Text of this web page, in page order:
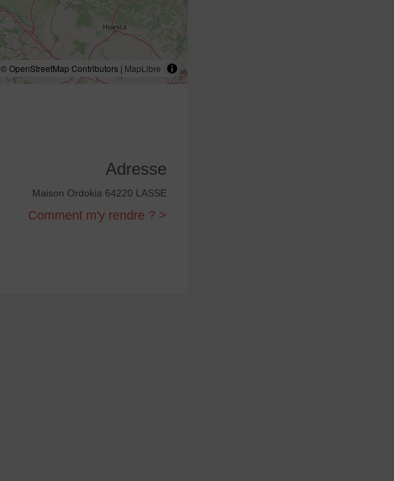
© OpenStreetMap Contributors | MapLibre
Adresse
Maison Ordokia 64220 LASSE
Comment m'y rendre ? >